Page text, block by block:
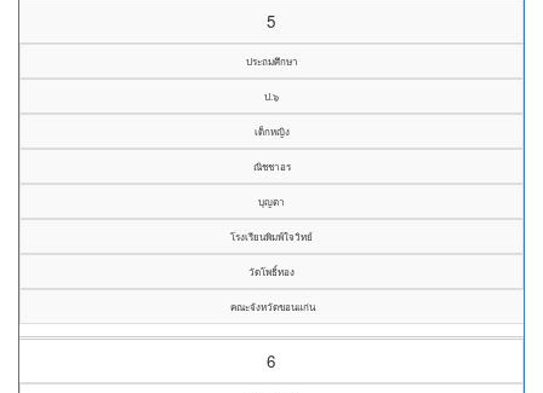
5
ประถมศึกษา
ป.๖
เด็กหญิง
ณิชชาอร
บุญตา
โรงเรียนพิมพ์ใจวิทย์
วัดโพธิ์ทอง
คณะจังหวัดขอนแก่น
6